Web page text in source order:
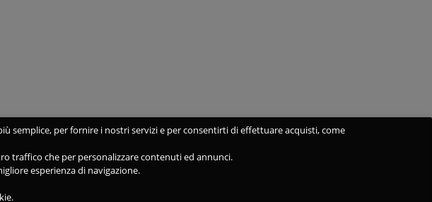
semplice, per fornire i nostri servizi e per consentirti di effettuare acquisti, come
traffico che per personalizzare contenuti ed annunci.
esperienza di navigazione.